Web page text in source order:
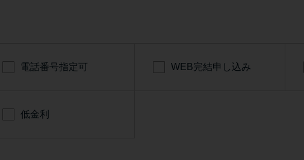
銀
電話番号指定可 WEB完結申し込み
低金利